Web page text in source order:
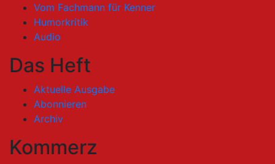
Vom Fachmann für Kenner
Humorkritik
Audio
Das Heft
Aktuelle Ausgabe
Abonnieren
Archiv
Kommerz